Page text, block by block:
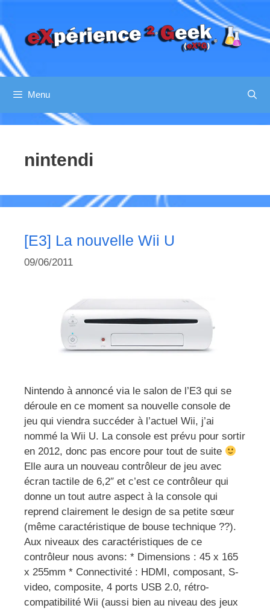
au
contenu
Menu
nintendi
[E3] La nouvelle Wii U
09/06/2011
Nintendo à annoncé via le salon de l’E3 qui se
déroule en ce moment sa nouvelle console de
jeu qui viendra succéder à l’actuel Wii, j’ai
nommé la Wii U. La console est prévu pour sortir
en 2012, donc pas encore pour tout de suite
Elle aura un nouveau contrôleur de jeu avec
écran tactile de 6,2″ et c’est ce contrôleur qui
donne un tout autre aspect à la console qui
reprend clairement le design de sa petite sœur
(même caractéristique de bouse technique ??).
Aux niveaux des caractéristiques de ce
contrôleur nous avons: * Dimensions : 45 x 165
x 255mm * Connectivité : HDMI, composant, S-
video, composite, 4 ports USB 2.0, rétro-
compatibilité Wii (aussi bien au niveau des jeux